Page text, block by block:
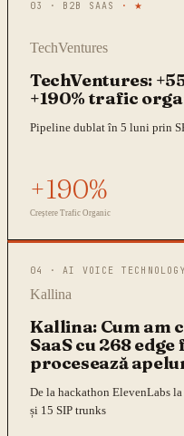
03 · B2B SAAS · ★
TechVentures
TechVentures:
+190% trafic
Pipeline dublat în 5 luni prin
+190%
Creștere Trafic Organic
04 ·AI VOICE TECHNOLOGY
Kallina
Kallina: Cum am
SaaS cu 268
procesează
De la hackathon ElevenLabs
și 15 SIP trunks